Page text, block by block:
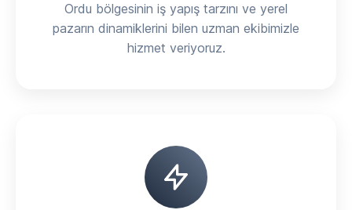
Ordu bölgesinin iş yapış tarzını ve yerel
pazarın dinamiklerini bilen uzman ekibimizle
hizmet veriyoruz.